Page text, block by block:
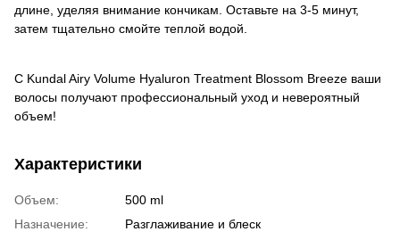
длине, уделяя внимание кончикам. Оставьте на 3-5 минут,
затем тщательно смойте теплой водой.
С Kundal Airy Volume Hyaluron Treatment Blossom Breeze ваши
волосы получают профессиональный уход и невероятный
объем!
Характеристики
Объем:
500 ml
Назначение:
Разглаживание и блеск